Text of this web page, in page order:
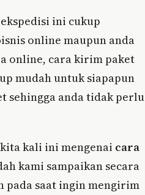
ini cukup
online maupun anda
online, cara kirim paket
mudah untuk siapapun
sehingga anda tidak perlu
kali ini mengenai cara
kami sampaikan secara
pada saat ingin mengirim